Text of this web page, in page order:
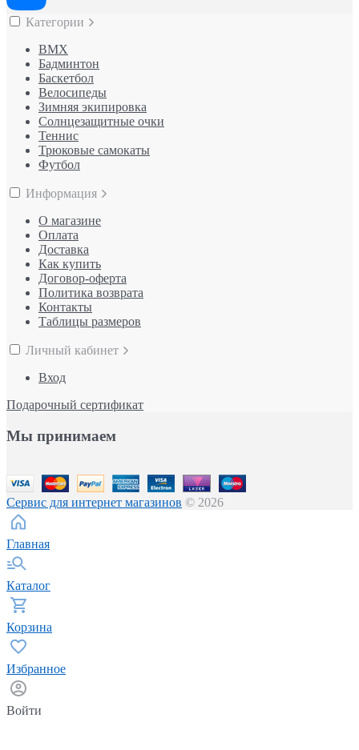
Категории
BMX
Бадминтон
Баскетбол
Велосипеды
Зимняя экипировка
Солнцезащитные очки
Теннис
Трюковые самокаты
Футбол
Информация
О магазине
Оплата
Доставка
Как купить
Договор-оферта
Политика возврата
Контакты
Таблицы размеров
Личный кабинет
Вход
Подарочный сертификат
Мы принимаем
Сервис для интернет магазинов © 2026
Главная
Каталог
Корзина
Избранное
Войти